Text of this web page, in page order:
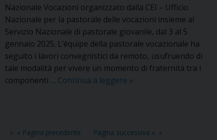
O
N
I
L
V
E
S
O
n
i
d
i
s
e
r
i
Nazionale Vocazioni organizzato dalla CEI – Ufficio
Nazionale per la pastorale delle vocazioni insieme al
Servizio Nazionale di pastorale giovanile, dal 3 al 5
gennaio 2025. L’équipe della pastorale vocazionale ha
seguito i lavori convegnistici da remoto, usufruendo di
tale modalità per vivere un momento di fraternità tra i
componenti … Continua a leggere C
e
»
« Pagina precedente Pagina successiva »